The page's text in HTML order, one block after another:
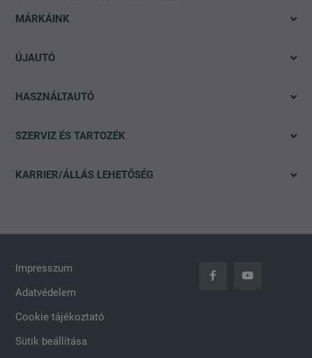
MÁRKÁINK
Audi
CUPRA
ÚJAUTÓ
Ajánlatok és akciók
Konfigurálás
HASZNÁLTAUTÓ
Részletes keresés
SZERVIZ ÉS TARTOZÉK
Szervizidőpont-foglalás
KARRIER/ÁLLÁS LEHETŐSÉG
Impresszum
Adatvédelem
Cookie tájékoztató
Sütik beállítása